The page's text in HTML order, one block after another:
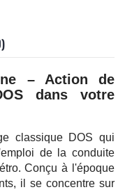
– Action de
dans votre
classique DOS qui
de la conduite
Conçu à l'époque
il se concentre sur